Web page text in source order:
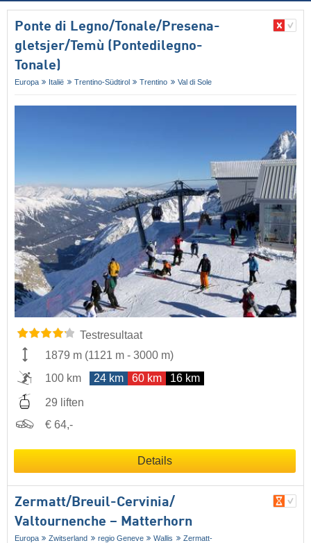
Ponte di Legno/​​Tonale/​​Presena-
gletsjer/​​Temù (Pontedilegno-
Tonale)
Europa Italië Trentino-Südtirol Trentino Val di Sole
Testresultaat
1879 m (1121 m - 3000 m)
100 km
24 km 60 km 16 km
29 liften
€ 64,-
Details
Zermatt/​Breuil-Cervinia/​
Valtournenche – Matterhorn
Europa Zwitserland regio Geneve Wallis
Zermatt-